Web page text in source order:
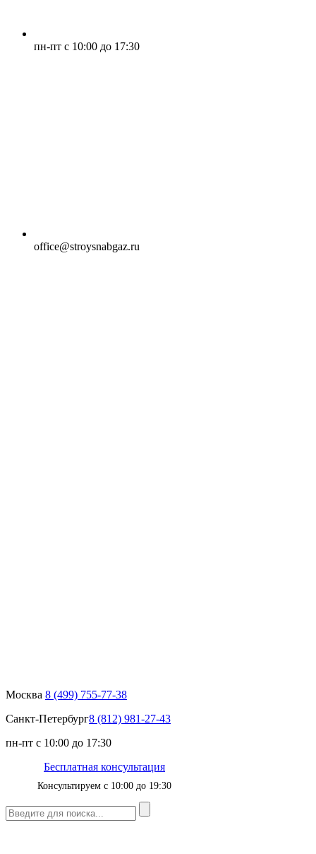
пн-пт с 10:00 до 17:30
office@stroysnabgaz.ru
Москва 8 (499) 755-77-38
Санкт-Петербург8 (812) 981-27-43
пн-пт с 10:00 до 17:30
Бесплатная консультация
Консультируем с 10:00 до 19:30